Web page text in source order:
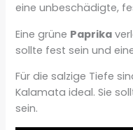
eine unbeschädigte,
Eine grüne Paprika
sollte fest sein und
Für die salzige Tiefe
Kalamata ideal. Sie
sein.